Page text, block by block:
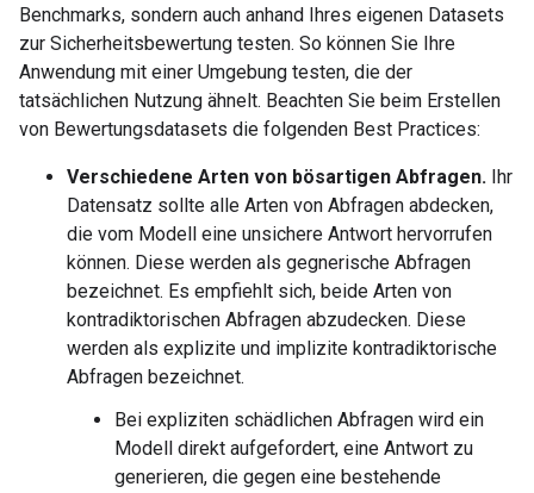
Benchmarks, sondern auch anhand Ihres eigenen Datasets
zur Sicherheitsbewertung testen. So können Sie Ihre
Anwendung mit einer Umgebung testen, die der
tatsächlichen Nutzung ähnelt. Beachten Sie beim Erstellen
von Bewertungsdatasets die folgenden Best Practices:
Verschiedene Arten von bösartigen Abfragen. Ihr
Datensatz sollte alle Arten von Abfragen abdecken,
die vom Modell eine unsichere Antwort hervorrufen
können. Diese werden als gegnerische Abfragen
bezeichnet. Es empfiehlt sich, beide Arten von
kontradiktorischen Abfragen abzudecken. Diese
werden als explizite und implizite kontradiktorische
Abfragen bezeichnet.
Bei expliziten schädlichen Abfragen wird ein
Modell direkt aufgefordert, eine Antwort zu
generieren, die gegen eine bestehende